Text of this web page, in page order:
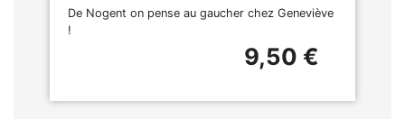
De Nogent on pense au gaucher chez Geneviève
!
9,50 €